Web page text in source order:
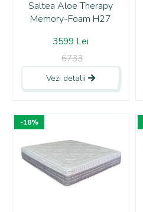
Saltea Aloe Therapy
Memory-Foam H27
3599 Lei
6733
Vezi detalii
-18%